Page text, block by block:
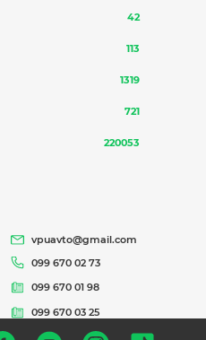
42
113
1319
721
220053
vpuavto@gmail.com
099 670 02 73
099 670 01 98
099 670 03 25